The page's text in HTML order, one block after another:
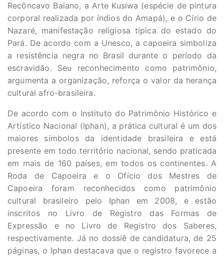
Recôncavo Baiano, a Arte Kusiwa (espécie de pintura
corporal realizada por índios do Amapá), e o Círio de
Nazaré, manifestação religiosa típica do estado do
Pará. De acordo com a Unesco, a capoeira simboliza
a resistência negra no Brasil durante o período da
escravidão. Seu reconhecimento como patrimônio,
argumenta a organização, reforça o valor da herança
cultural afro-brasileira.
De acordo com o Instituto do Patrimônio Histórico e
Artístico Nacional (Iphan), a prática cultural é um dos
maiores símbolos da identidade brasileira e está
presente em todo território nacional, sendo praticada
em mais de 160 países, em todos os continentes. A
Roda de Capoeira e o Ofício dos Mestres de
Capoeira foram reconhecidos como patrimônio
cultural brasileiro pelo Iphan em 2008, e estão
inscritos no Livro de Registro das Formas de
Expressão e no Livro de Registro dos Saberes,
respectivamente. Já no dossiê de candidatura, de 25
páginas, o Iphan destacava que o registro favorece a